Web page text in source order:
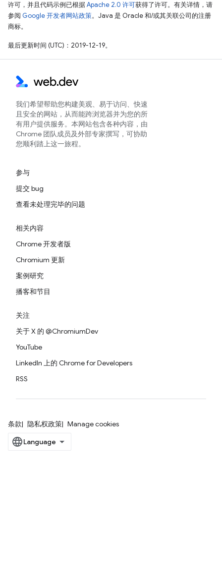
许可，并且代码示例已根据Apache 2.0 许可获得了许可。有关详情，请
参阅 Google 开发者网站政策。Java 是 Oracle 和/或其关联公司的注册
商标。
最后更新时间 (UTC)：2019-12-19。
我们希望帮助您构建美观、易于访问、快速
且安全的网站，从而能跨浏览器并为您的所
有用户提供服务。本网站包含各种内容，由
Chrome 团队成员及外部专家撰写，可协助
您顺利踏上这一旅程。
参与
提交 bug
查看未处理完毕的问题
相关内容
Chrome 开发者版
Chromium 更新
案例研究
播客和节目
关注
关于 X 的 @ChromiumDev
YouTube
LinkedIn 上的 Chrome for Developers
RSS
条款 隐私权政策 Manage cookies